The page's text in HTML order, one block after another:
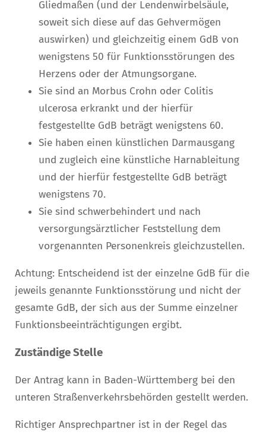
Gliedmaßen (und der Lendenwirbelsäule,
soweit sich diese auf das Gehvermögen
auswirken) und gleichzeitig einem GdB von
wenigstens 50 für Funktionsstörungen des
Herzens oder der Atmungsorgane.
Sie sind an Morbus Crohn oder Colitis
ulcerosa erkrankt und der hierfür
festgestellte GdB beträgt wenigstens 60.
Sie haben einen künstlichen Darmausgang
und zugleich eine künstliche Harnableitung
und der hierfür festgestellte GdB beträgt
wenigstens 70.
Sie sind schwerbehindert und nach
versorgungsärztlicher Feststellung dem
vorgenannten Personenkreis gleichzustellen.
Achtung: Entscheidend ist der einzelne GdB für die
jeweils genannte Funktionsstörung und nicht der
gesamte GdB, der sich aus der Summe einzelner
Funktionsbeeinträchtigungen ergibt.
Zuständige Stelle
Der Antrag kann in Baden-Württemberg bei den
unteren Straßenverkehrsbehörden gestellt werden.
Richtiger Ansprechpartner ist in der Regel das